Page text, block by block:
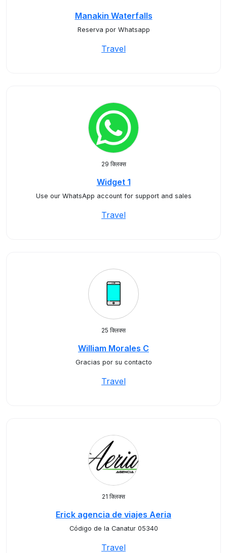
Manakin Waterfalls
Reserva por Whatsapp
Travel
29 क्लिक्स
Widget 1
Use our WhatsApp account for support and sales
Travel
25 क्लिक्स
William Morales C
Gracias por su contacto
Travel
21 क्लिक्स
Erick agencia de viajes Aeria
Código de la Canatur 05340
Travel